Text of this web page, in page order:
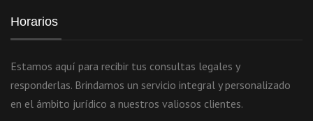
Horarios
Estamos aquí para recibir tus consultas legales y
responderlas. Brindamos un servicio integral y personalizado
en el ámbito jurídico a nuestros valiosos clientes.